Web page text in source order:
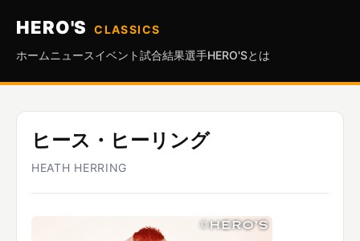
HERO'S
CLASSICS
ホーム ニュースイベント試合結果選手HERO'Sとは
ヒース・ヒーリング
HEATH HERRING